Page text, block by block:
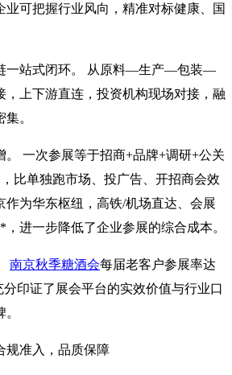
业可把握行业风向，精准对标健康、国
一站式闭环。 从原料—生产—包装—
上下游直连，投资机构现场对接，融
。
。 一次参展等于招商+品牌+调研+公关
比单独跑市场、投广告、开招商会效
作为华东枢纽，高铁/机场直达、会展
进一步降低了企业参展的综合成本。
南京秋季糖酒会每届老客户参展率达
印证了展会平台的实效价值与行业口
规准入，品质保障